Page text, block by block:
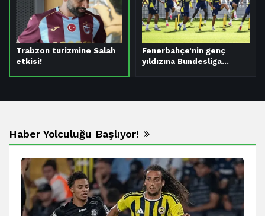
Trabzon turizmine Salah
etkisi!
Fenerbahçe’nin genç
yıldızına Bundesliga…
Haber Yolculuğu Başlıyor!